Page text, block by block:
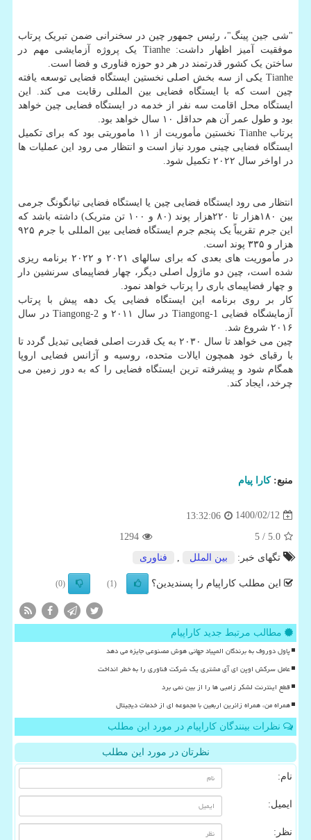
"شی جین پینگ"، رئیس جمهور چین در سخنرانی ضمن تبریک پرتاب
موفقیت آمیز اظهار داشت: Tianhe یک پروژه آزمایشی مهم در
ساختن یک کشور قدرتمند در هر دو حوزه فناوری و فضا است.
Tianhe یکی از سه بخش اصلی نخستین ایستگاه فضایی توسعه یافته
چین است که با ایستگاه فضایی بین المللی رقابت می کند. این
ایستگاه محل اقامت سه نفر از خدمه در ایستگاه فضایی چین خواهد
بود و طول عمر آن هم حداقل ۱۰ سال خواهد بود.
پرتاب Tianhe نخستین مأموریت از ۱۱ ماموریتی بود که برای تکمیل
ایستگاه فضایی چینی مورد نیاز است و انتظار می رود این عملیات ها
در اواخر سال ۲۰۲۲ تکمیل شود.
انتظار می رود ایستگاه فضایی چین یا ایستگاه فضایی تیانگونگ جرمی
بین ۱۸۰هزار تا ۲۲۰هزار پوند (۸۰ و ۱۰۰ تن متریک) داشته باشد که
این جرم تقریباً یک پنجم جرم ایستگاه فضایی بین المللی با جرم ۹۲۵
هزار و ۳۳۵ پوند است.
در مأموریت های بعدی که برای سالهای ۲۰۲۱ و ۲۰۲۲ برنامه ریزی
شده است، چین دو ماژول اصلی دیگر، چهار فضاپیمای سرنشین دار
و چهار فضاپیمای باری را پرتاب خواهد نمود.
کار بر روی برنامه این ایستگاه فضایی یک دهه پیش با پرتاب
آزمایشگاه فضایی Tiangong-1 در سال ۲۰۱۱ و Tiangong-2 در سال
۲۰۱۶ شروع شد.
چین می خواهد تا سال ۲۰۳۰ به یک قدرت اصلی فضایی تبدیل گردد تا
با رقبای خود همچون ایالات متحده، روسیه و آژانس فضایی اروپا
همگام شود و پیشرفته ترین ایستگاه فضایی را که به دور زمین می
چرخد، ​​ایجاد کند.
منبع:كارا پیام
1400/02/12
13:32:06
5.0
/ 5
1294
تگهای خبر:
بین الملل فناوری
این مطلب کاراپیام را پسندیدین؟ (1)
(0)
مطالب مرتبط جدید کاراپیام
پاول دوروف به برندگان المپیاد جهانی هوش مصنوعی جایزه می دهد
عامل سرکش اوپن ای آی مشتری یک شرکت فناوری را به خطر انداخت
قطع اینترنت لشکر زامبی ها را از بین نمی برد
همراه من، همراه زائرین اربعین با مجموعه ای از خدمات دیجیتال
نظرات بینندگان کاراپیام در مورد این مطلب
نظرتان در مورد این مطلب
نام:
ایمیل:
نظر: